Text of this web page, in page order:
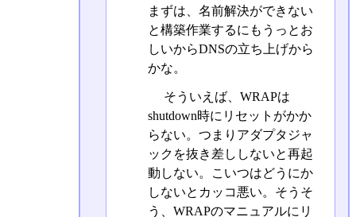
まずは、名前解決ができない
と構築作業するにもうっとお
しいからDNSの立ち上げから
かな。
そういえば、WRAPは
shutdown時にリセットがかか
らない。つまりアダプタジャ
ックを抜き差ししないと再起
動しない。こいつはどうにか
しないとカッコ悪い。そうそ
う、WRAPのマニュアルにリ